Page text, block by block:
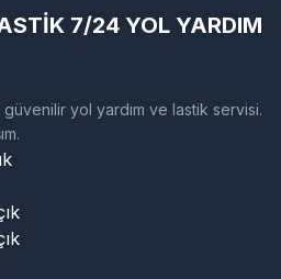
7/24 YOL YARDIM
yol yardım ve lastik servisi.